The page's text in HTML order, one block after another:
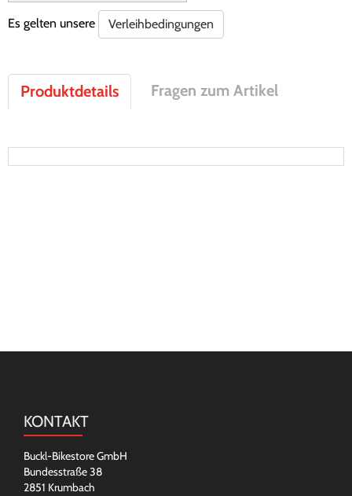
Es gelten unsere Verleihbedingungen
Produktdetails Fragen zum Artikel
KONTAKT
Buckl-Bikestore GmbH
Bundesstraße 38
2851 Krumbach